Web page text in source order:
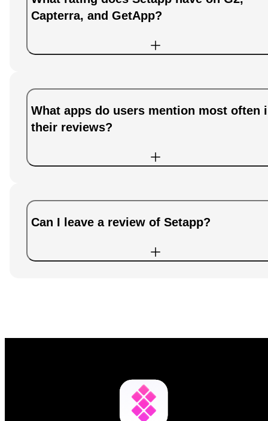
Capterra, and GetApp?
What apps do users mention most often
their reviews?
Can I leave a review of Setapp?